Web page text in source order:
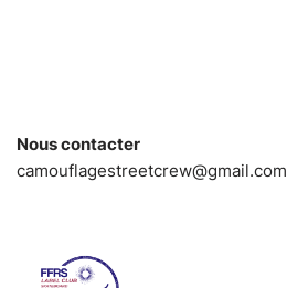
Nous contacter
camouflagestreetcrew@gmail.com